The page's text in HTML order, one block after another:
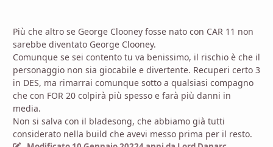
Più che altro se George Clooney fosse nato con CAR 11 non
sarebbe diventato George Clooney.
Comunque se sei contento tu va benissimo, il rischio è che il
personaggio non sia giocabile e divertente. Recuperi certo 3
in DES, ma rimarrai comunque sotto a qualsiasi compagno
che con FOR 20 colpirà più spesso e farà più danni in
media.
Non si salva con il bladesong, che abbiamo già tutti
considerato nella build che avevi messo prima per il resto.